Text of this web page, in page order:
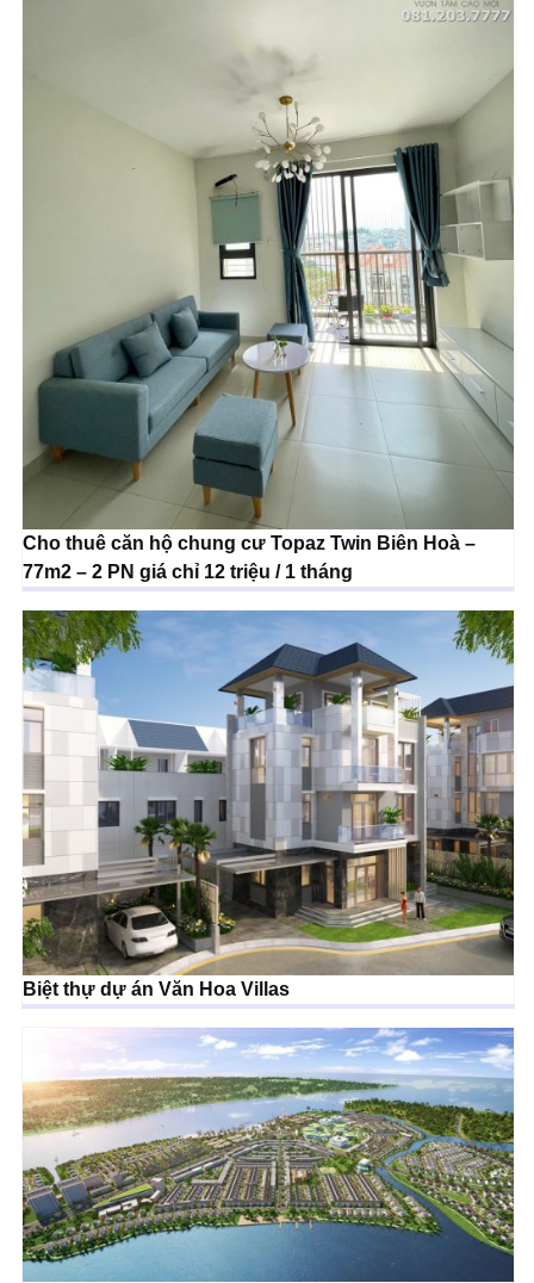
Cho thuê căn hộ chung cư Topaz Twin Biên Hoà –
77m2 – 2 PN giá chỉ 12 triệu / 1 tháng
Biệt thự dự án Văn Hoa Villas